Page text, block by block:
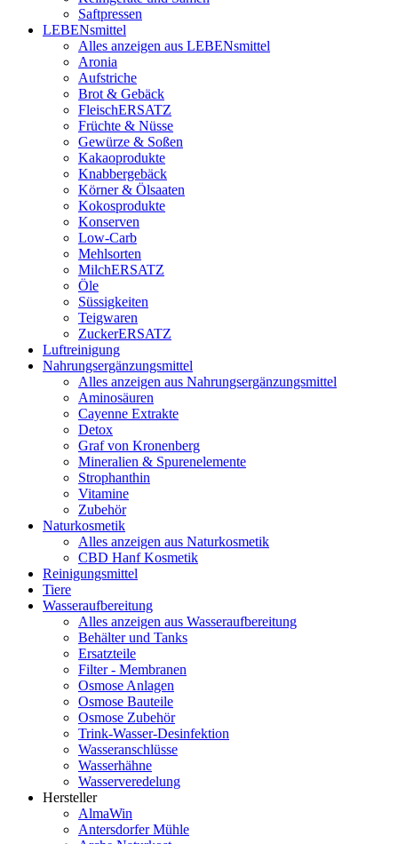
Saftpressen
LEBENsmittel
Alles anzeigen aus LEBENsmittel
Aronia
Aufstriche
Brot & Gebäck
FleischERSATZ
Früchte & Nüsse
Gewürze & Soßen
Kakaoprodukte
Knabbergebäck
Körner & Ölsaaten
Kokosprodukte
Konserven
Low-Carb
Mehlsorten
MilchERSATZ
Öle
Süssigkeiten
Teigwaren
ZuckerERSATZ
Luftreinigung
Nahrungsergänzungsmittel
Alles anzeigen aus Nahrungsergänzungsmittel
Aminosäuren
Cayenne Extrakte
Detox
Graf von Kronenberg
Mineralien & Spurenelemente
Strophanthin
Vitamine
Zubehör
Naturkosmetik
Alles anzeigen aus Naturkosmetik
CBD Hanf Kosmetik
Reinigungsmittel
Tiere
Wasseraufbereitung
Alles anzeigen aus Wasseraufbereitung
Behälter und Tanks
Ersatzteile
Filter - Membranen
Osmose Anlagen
Osmose Bauteile
Osmose Zubehör
Trink-Wasser-Desinfektion
Wasseranschlüsse
Wasserhähne
Wasserveredelung
Hersteller
AlmaWin
Antersdorfer Mühle